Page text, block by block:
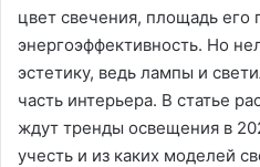
цвет свечения, площадь его
энергоэффективность. Но
эстетику, ведь лампы и
часть интерьера. В статье
ждут тренды освещения в
учесть и из каких моделей